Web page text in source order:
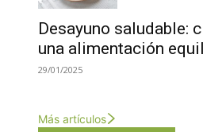
Desayuno saludable:
una alimentación
29/01/2025
Más artículos